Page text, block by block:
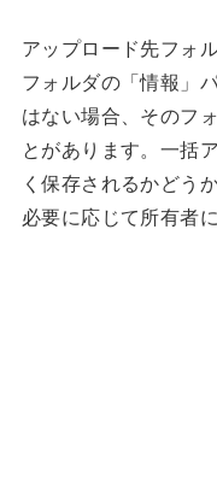
アップロード先フォ
フォルダの「情報」
はない場合、そのフ
とがあります。一括
く保存されるかどう
必要に応じて所有者